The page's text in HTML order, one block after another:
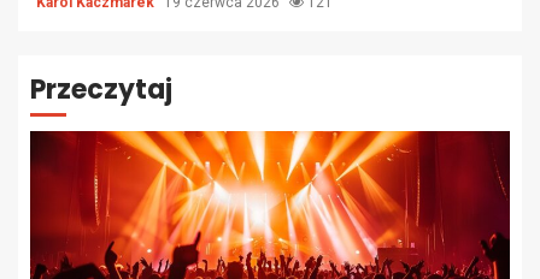
Przeczytaj